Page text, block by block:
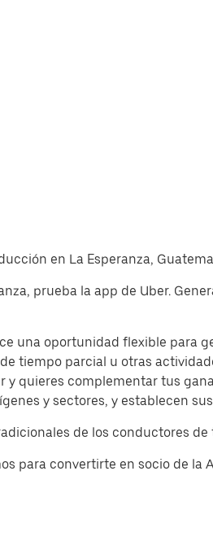
en La Esperanza,
prueba la app de Uber.
una oportunidad flexible para
tiempo parcial u otras
y quieres complementar tus
y sectores, y establecen
de los conductores
para convertirte en socio de la